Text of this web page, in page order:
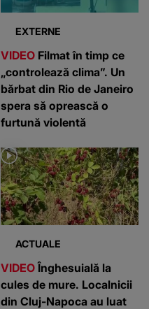
EXTERNE
VIDEO Filmat în timp ce
„controlează clima”. Un
bărbat din Rio de Janeiro
spera să oprească o
furtună violentă
ACTUALE
VIDEOÎnghesuială la
cules de mure. Localnicii
din Cluj-Napoca au luat